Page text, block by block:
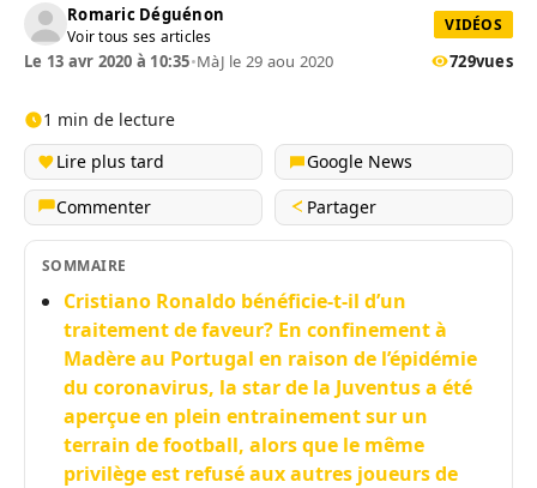
Romaric Déguénon
Voir tous ses articles
VIDÉOS
Le 13 avr 2020 à 10:35•MàJ le 29 aou 2020 729vues
1 min de lecture
Lire plus tard
Google News
Commenter
Partager
SOMMAIRE
Cristiano Ronaldo bénéficie-t-il d’un
traitement de faveur? En confinement à
Madère au Portugal en raison de l’épidémie
du coronavirus, la star de la Juventus a été
aperçue en plein entrainement sur un
terrain de football, alors que le même
privilège est refusé aux autres joueurs de